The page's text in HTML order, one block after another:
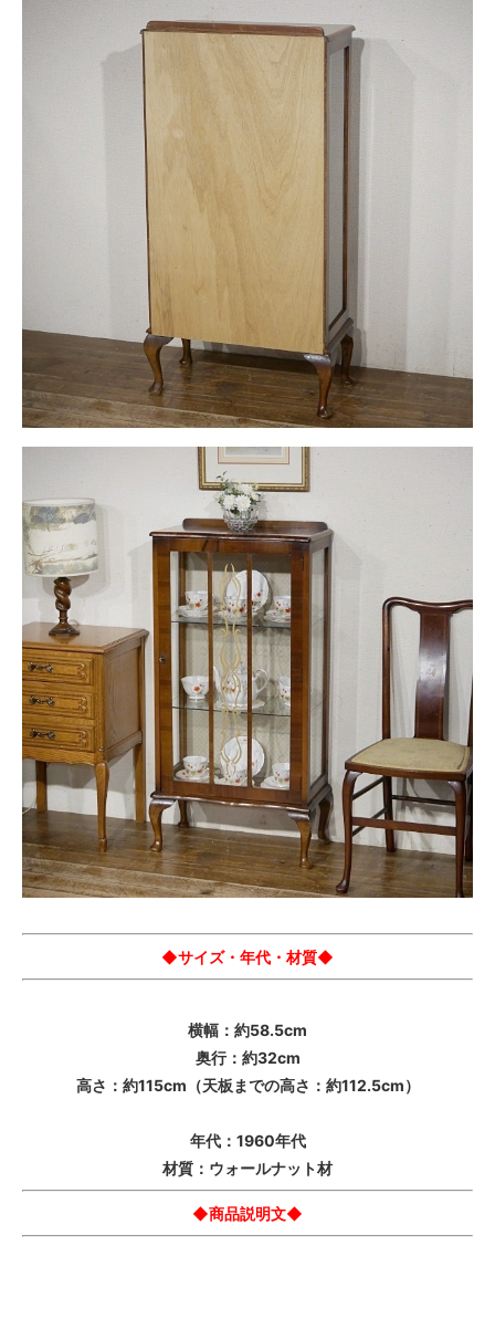
◆サイズ・年代・材質◆
横幅：約58.5cm
奥行：約32cm
高さ：約115cm（天板までの高さ：約112.5cm）
年代：1960年代
材質：ウォールナット材
◆商品説明文◆